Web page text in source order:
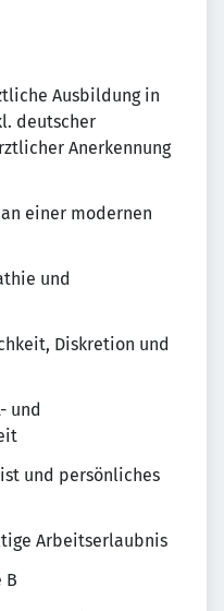
Ausbildung in
deutscher
Anerkennung
einer modernen
und
Diskretion und
und
und persönliches
Arbeitserlaubnis
B